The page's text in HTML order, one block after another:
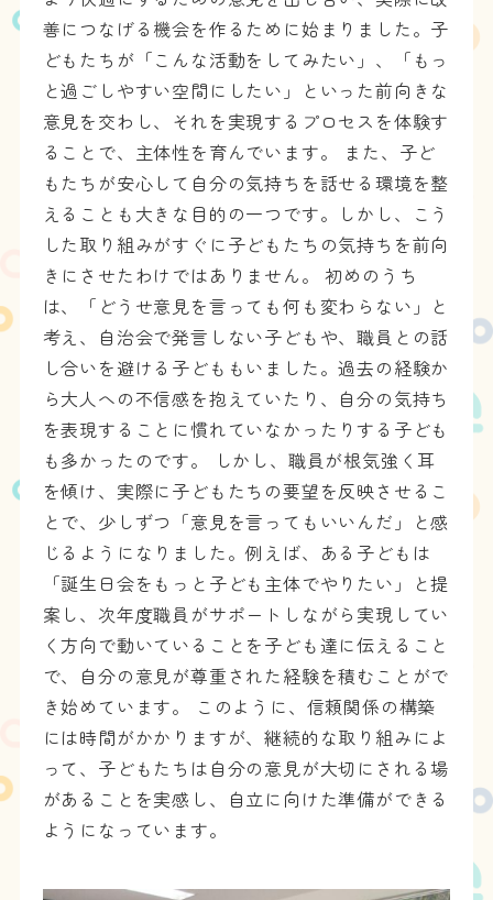
善につなげる機会を作るために始まりました。子
どもたちが「こんな活動をしてみたい」、「もっ
と過ごしやすい空間にしたい」といった前向きな
意見を交わし、それを実現するプロセスを体験す
ることで、主体性を育んでいます。 また、子ど
もたちが安心して自分の気持ちを話せる環境を整
えることも大きな目的の一つです。しかし、こう
した取り組みがすぐに子どもたちの気持ちを前向
きにさせたわけではありません。 初めのうち
は、「どうせ意見を言っても何も変わらない」と
考え、自治会で発言しない子どもや、職員との話
し合いを避ける子どももいました。過去の経験か
ら大人への不信感を抱えていたり、自分の気持ち
を表現することに慣れていなかったりする子ども
も多かったのです。 しかし、職員が根気強く耳
を傾け、実際に子どもたちの要望を反映させるこ
とで、少しずつ「意見を言ってもいいんだ」と感
じるようになりました。例えば、ある子どもは
「誕生日会をもっと子ども主体でやりたい」と提
案し、次年度職員がサポートしながら実現してい
く方向で動いていることを子ども達に伝えること
で、自分の意見が尊重された経験を積むことがで
き始めています。 このように、信頼関係の構築
には時間がかかりますが、継続的な取り組みによ
って、子どもたちは自分の意見が大切にされる場
があることを実感し、自立に向けた準備ができる
ようになっています。